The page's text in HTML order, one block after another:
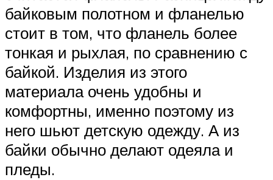
байковым полотном и фланелью
стоит в том, что фланель более
тонкая и рыхлая, по сравнению с
байкой. Изделия из этого
материала очень удобны и
комфортны, именно поэтому из
него шьют детскую одежду. А из
байки обычно делают одеяла и
пледы.